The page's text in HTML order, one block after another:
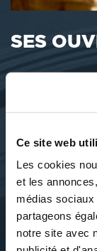
Ce site web
Les cookies
et les
médias
partageons
notre site avec
SES